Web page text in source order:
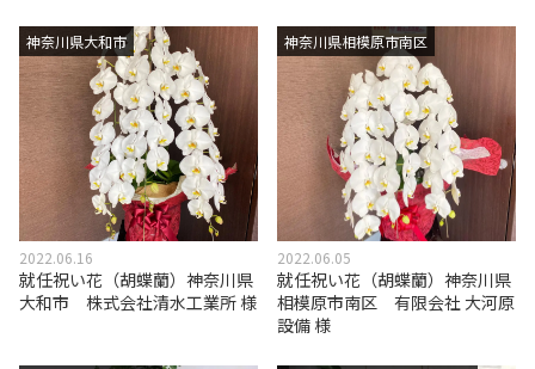
神奈川県大和市
2022.06.16
就任祝い花（胡蝶蘭）神奈川県
大和市 株式会社清水工業所 様
神奈川県相模原市南区
2022.06.05
就任祝い花（胡蝶蘭）神奈川県
相模原市南区 有限会社 大河原
設備 様